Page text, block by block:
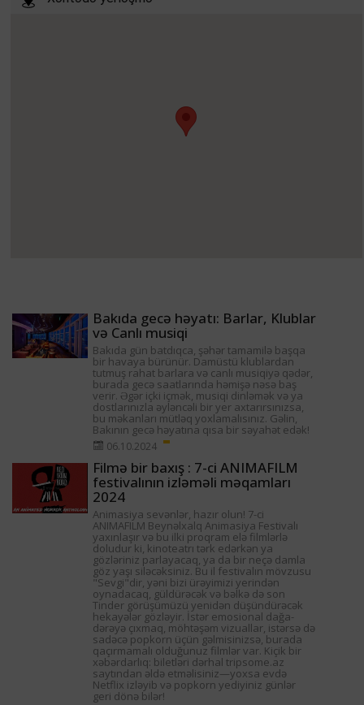
Bakıda gecə həyatı: Barlar, Klublar
və Canlı musiqi
Bakıda gün batdıqca, şəhər tamamilə başqa
bir havaya bürünür. Damüstü klublardan
tutmuş rahat barlara və canlı musiqiyə qədər,
burada gecə saatlarında həmişə nəsə baş
verir. Əgər içki içmək, musiqi dinləmək və ya
dostlarınızla əyləncəli bir yer axtarırsınızsa,
bu məkanları mütləq yoxlamalısınız. Gəlin,
Bakının gecə həyatına qısa bir səyahət edək!
06.10.2024
Filmə bir baxış : 7-ci ANIMAFILM
festivalının izləməli məqamları
2024
Animasiya sevənlər, hazır olun! 7-ci
ANIMAFILM Beynəlxalq Animasiya Festivalı
yaxınlaşır və bu ilki proqram elə filmlərlə
doludur ki, kinoteatrı tərk edərkən ya
gözləriniz parlayacaq, ya da bir neçə damla
göz yaşı siləcəksiniz. Bu il festivalın mövzusu
"Sevgi"dir, yəni bizi ürəyimizi yerindən
oynadacaq, güldürəcək və bəlkə də son
Tinder görüşümüzü yenidən düşündürəcək
hekayələr gözləyir. İstər emosional dağa-
dərəyə çıxmaq, möhtəşəm vizuallar, istərsə də
sadəcə popkorn üçün gəlmisinizsə, burada
qaçırmamalı olduğunuz filmlər var. Kiçik bir
xəbərdarlıq: biletləri dərhal tripsome.az
saytından əldə etməlisiniz—yoxsa evdə
Netflix izləyib və popkorn yediyiniz günlər
geri dönə bilər!